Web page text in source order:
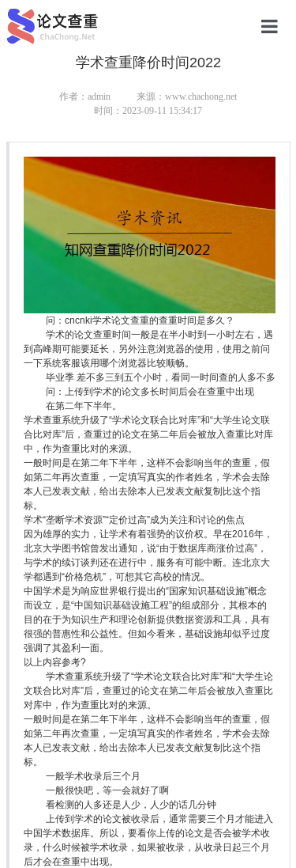
研究生论
博士论文
学术查重降价时间2022
作者：admin
来源：www.chachong.net
时间：2023-09-11 15:34:17
问：cncnki学术论文查重的查重时间是多久？
学术的论文查重时间一般是在半小时到一小时左右，遇
到高峰期可能要延长，另外注意浏览器的使用，使用之前问
一下系统客服该用哪个浏览器比较顺畅。
毕业季 差不多三到五个小时，看同一时间查的人多不多
问：上传到学术的论文多长时间后会在查重中出现
在第二年下半年。
学术查重系统升级了“学术论文联合比对库”和“大学生论文联
合比对库”后，查重过的论文在第二年后会被放入查重比对库
中，作为查重比对的来源。
一般时间是在第二年下半年，这样不会影响当年的查重，假
如第二年再次查重，一定填写真实的作者姓名，学术会去除
本人已发表文献，给出去除本人已发表文献复制比这个指
标。
学术“垄断学术资源”“定价过高”成为关注和讨论的焦点
因为雄厚的实力，让学术有着强势的议价权。早在2016年，
北京大学图书馆曾发出通知，说“由于数据库商涨价过高”，
与学术的续订谈判还在进行中，服务有可能中断。连北京大
学都遇到“价格危机”，可想其它高校的情况。
中国学术是为响应世界银行提出的“国家知识基础设施”概念
而设立，是“中国知识基础设施工程”的组成部分，其根本的
目的在于为知识生产和理论创新提供数据资源和工具，具有
很强的普惠性和公益性。但如今看来，基础设施却似乎过度
强调了其盈利一面。
以上内容参考?
学术查重系统升级了“学术论文联合比对库”和“大学生论
文联合比对库”后，查重过的论文在第二年后会被放入查重比
对库中，作为查重比对的来源。
一般时间是在第二年下半年，这样不会影响当年的查重，假
如第二年再次查重，一定填写真实的作者姓名，学术会去除
本人已发表文献，给出去除本人已发表文献复制比这个指
标。
一般学术收录后三个月
一般很快吧，等一会就好了啊
看检测的人多还是人少，人少的话几分钟
上传到学术的论文被收录后，通常需要三个月才能进入
中国学术数据库。所以，要看你上传的论文是否会被学术收
录，什么时候被学术收录，如果被收录，从收录日起三个月
后才会在查重中出现。